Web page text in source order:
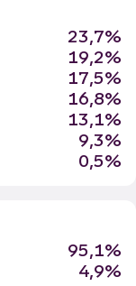
23,7%
19,2%
17,5%
16,8%
13,1%
9,3%
0,5%
95,1%
4,9%